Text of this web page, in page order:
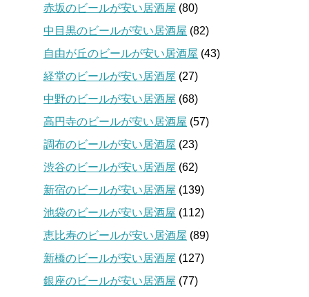
赤坂のビールが安い居酒屋 (80)
中目黒のビールが安い居酒屋 (82)
自由が丘のビールが安い居酒屋 (43)
経堂のビールが安い居酒屋 (27)
中野のビールが安い居酒屋 (68)
高円寺のビールが安い居酒屋 (57)
調布のビールが安い居酒屋 (23)
渋谷のビールが安い居酒屋 (62)
新宿のビールが安い居酒屋 (139)
池袋のビールが安い居酒屋 (112)
恵比寿のビールが安い居酒屋 (89)
新橋のビールが安い居酒屋 (127)
銀座のビールが安い居酒屋 (77)